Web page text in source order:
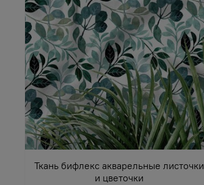
Ткань бифлекс акварельные листочки
и цветочки